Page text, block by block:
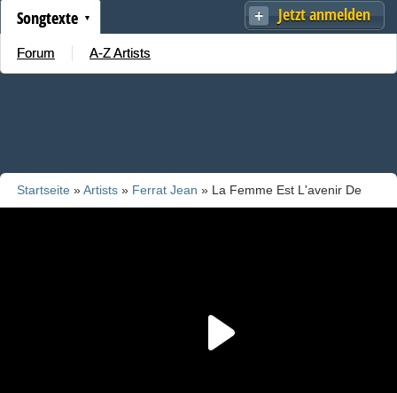
Jetzt anmelden
Songtexte
Forum A-Z Artists
Startseite »Artists » Ferrat Jean » La Femme Est L'avenir De